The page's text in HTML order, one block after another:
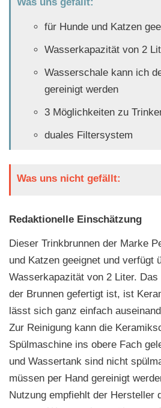
Was uns gefällt:
für Hunde und Katzen
Wasserkapazität von 2
Wasserschale kann ich
gereinigt werden
3 Möglichkeiten zu
duales Filtersystem
Was uns nicht gefällt:
Redaktionelle Einschätzung
Dieser Trinkbrunnen der Marke
und Katzen geeignet und verfügt
Wasserkapazität von 2 Liter.
der Brunnen gefertigt ist, ist
lässt sich ganz einfach
Zur Reinigung kann die
Spülmaschine ins obere Fach
und Wassertank sind nicht
müssen per Hand gereinigt
Nutzung empfiehlt der Hersteller